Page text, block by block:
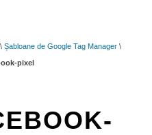
\ Șabloane de Google Tag Manager \
pixel